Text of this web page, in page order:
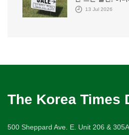
13 Jul 2026
The Korea Times
500 Sheppard Ave. E. Unit 206 &